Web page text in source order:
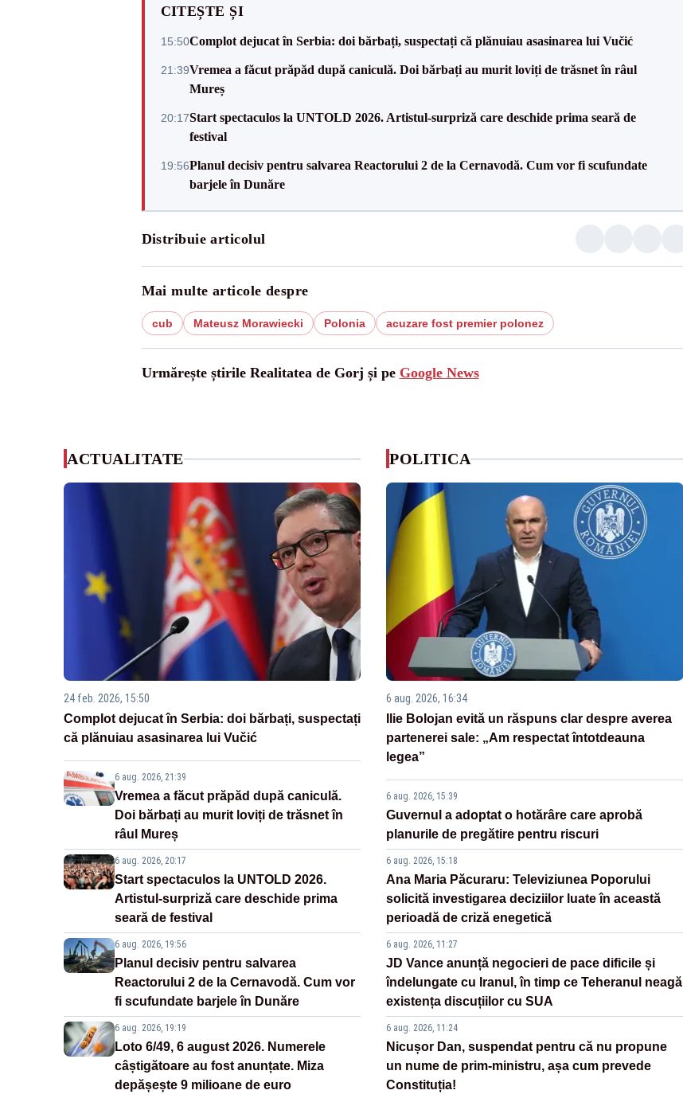
CITEȘTE ȘI
15:50Complot dejucat în Serbia: doi bărbați, suspectați că plănuiau asasinarea lui Vučić
21:39Vremea a făcut prăpăd după caniculă. Doi bărbați au murit loviți de trăsnet în râul
Mureș
20:17Start spectaculos la UNTOLD 2026. Artistul-surpriză care deschide prima seară de
festival
19:56Planul decisiv pentru salvarea Reactorului 2 de la Cernavodă. Cum vor fi scufundate
barjele în Dunăre
Distribuie articolul
Mai multe articole despre
cub Mateusz Morawiecki Polonia acuzare fost premier polonez
Urmărește știrile Realitatea de Gorj și pe Google News
ACTUALITATE
24 feb. 2026, 15:50
Complot dejucat în Serbia: doi bărbați, suspectați
că plănuiau asasinarea lui Vučić
6 aug. 2026, 21:39
Vremea a făcut prăpăd după caniculă.
Doi bărbați au murit loviți de trăsnet în
râul Mureș
6 aug. 2026, 20:17
Start spectaculos la UNTOLD 2026.
Artistul-surpriză care deschide prima
seară de festival
6 aug. 2026, 19:56
Planul decisiv pentru salvarea
Reactorului 2 de la Cernavodă. Cum vor
fi scufundate barjele în Dunăre
6 aug. 2026, 19:19
Loto 6/49, 6 august 2026. Numerele
câștigătoare au fost anunțate. Miza
depășește 9 milioane de euro
POLITICA
6 aug. 2026, 16:34
Ilie Bolojan evită un răspuns clar despre averea
partenerei sale: „Am respectat întotdeauna
legea”
6 aug. 2026, 15:39
Guvernul a adoptat o hotărâre care aprobă
planurile de pregătire pentru riscuri
6 aug. 2026, 15:18
Ana Maria Păcuraru: Televiziunea Poporului
solicită investigarea deciziilor luate în această
perioadă de criză enegetică
6 aug. 2026, 11:27
JD Vance anunță negocieri de pace dificile și
îndelungate cu Iranul, în timp ce Teheranul neagă
existența discuțiilor cu SUA
6 aug. 2026, 11:24
Nicușor Dan, suspendat pentru că nu propune
un nume de prim-ministru, așa cum prevede
Constituția!